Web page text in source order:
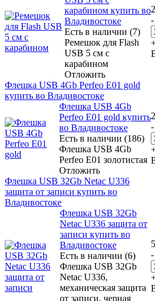
карабином купить во
Владивостоке
Есть в наличии (7)
Ремешок для Flash
USB 5 см с
карабином
Отложить
-
Флешка USB 4Gb Perfeo E01 gold
купить во Владивостоке
Флешка USB 4Gb
Perfeo E01 gold купить
во Владивостоке
Есть в наличии (186)
Флешка USB 4Gb
Perfeo E01 золотистая
Отложить
-
Флешка USB 32Gb Netac U336
защита от записи купить во
Владивостоке
Флешка USB 32Gb
Netac U336 защита от
записи купить во
Владивостоке
Есть в наличии (6)
Флешка USB 32Gb
Netac U336,
механическая защита
от записи, черная
-